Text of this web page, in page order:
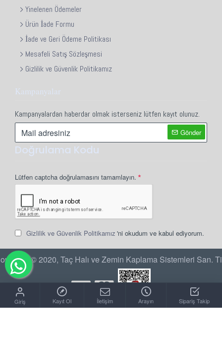
Yinelenen Ödemeler
Ürün İade Formu
İade ve Geri Ödeme Politikası
Mesafeli Satış Sözleşmesi
Gizlilik ve Güvenlik Politikamız
Kampanyalar
Kampanyalardan haberdar olmak isterseniz lütfen kayıt olunuz.
Gönder
Doğrulama Kodu
Lütfen captcha doğrulamasını tamamlayın.
Gizlilik ve Güvenlik Politikamız 'ni okudum ve kabul ediyorum.
© 2020, Taç Halı ve Zemin Kaplama Sistemleri San.
Giriş Kayıt Ol İletişim Arayın Sipariş Takip